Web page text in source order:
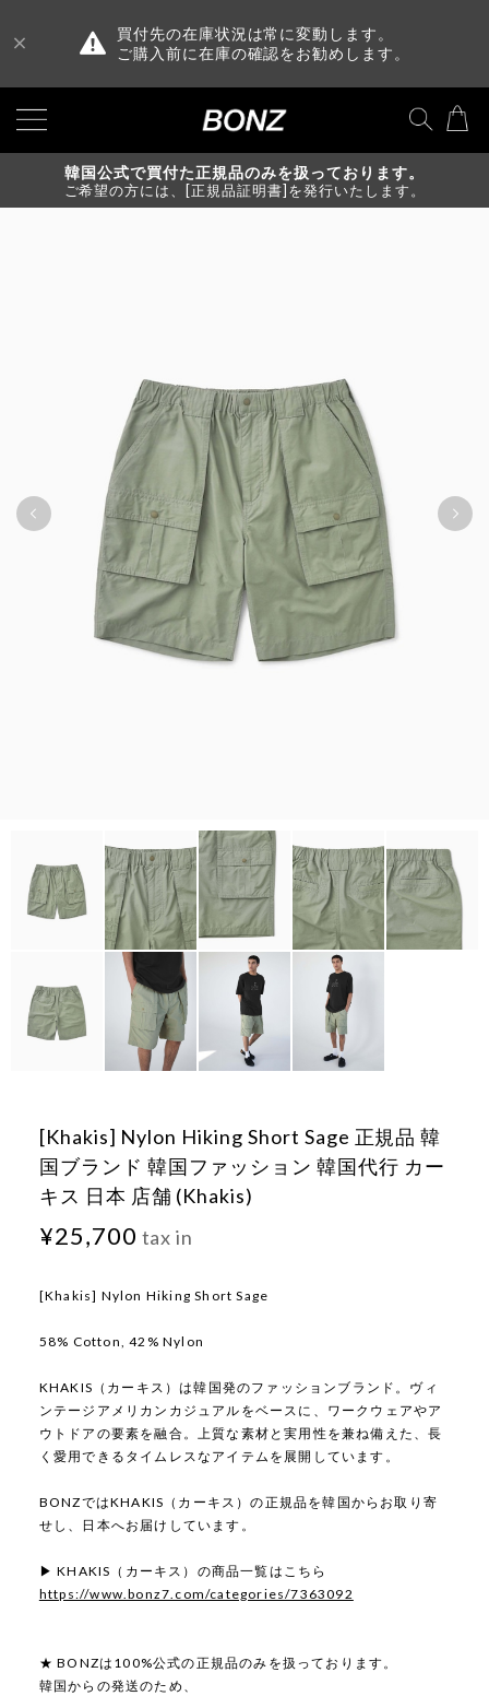
買付先の在庫状況は常に変動します。
ご購入前に在庫の確認をお勧めします。
韓国公式で買付た正規品のみを扱っております。
ご希望の方には、[正規品証明書]を発行いたします。
[Khakis] Nylon Hiking Short Sage 正規品 韓
国ブランド 韓国ファッション 韓国代行 カー
キス 日本 店舗 (Khakis)
¥25,700 tax in
[Khakis] Nylon Hiking Short Sage
58% Cotton, 42% Nylon
KHAKIS（カーキス）は韓国発のファッションブランド。ヴィ
ンテージアメリカンカジュアルをベースに、ワークウェアやア
ウトドアの要素を融合。上質な素材と実用性を兼ね備えた、長
く愛用できるタイムレスなアイテムを展開しています。
BONZではKHAKIS（カーキス）の正規品を韓国からお取り寄
せし、日本へお届けしています。
▶ KHAKIS（カーキス）の商品一覧はこちら
https://www.bonz7.com/categories/7363092
★ BONZは100%公式の正規品のみを扱っております。
韓国からの発送のため、